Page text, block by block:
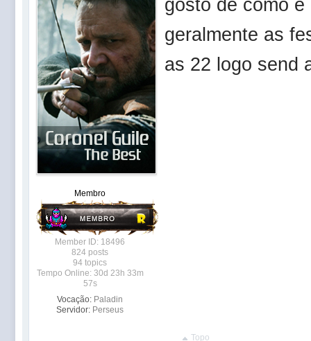
Membro
Member ID: 18496
824 posts
94 topics
Tempo Online: 30d 23h 33m
57s
Vocação: Paladin
Servidor: Perseus
gosto de como
geralmente as
as 22 logo send
Topo